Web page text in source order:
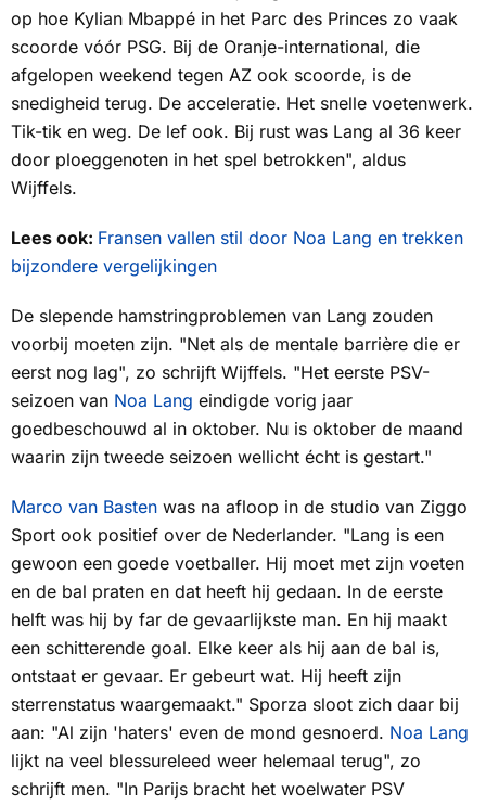
op hoe Kylian Mbappé in het Parc des Princes zo vaak
scoorde vóór PSG. Bij de Oranje-international, die
afgelopen weekend tegen AZ ook scoorde, is de
snedigheid terug. De acceleratie. Het snelle voetenwerk.
Tik-tik en weg. De lef ook. Bij rust was Lang al 36 keer
door ploeggenoten in het spel betrokken", aldus
Wijffels.
Lees ook: Fransen vallen stil door Noa Lang en trekken
bijzondere vergelijkingen
De slepende hamstringproblemen van Lang zouden
voorbij moeten zijn. "Net als de mentale barrière die er
eerst nog lag", zo schrijft Wijffels. "Het eerste PSV-
seizoen van Noa Lang eindigde vorig jaar
goedbeschouwd al in oktober. Nu is oktober de maand
waarin zijn tweede seizoen wellicht écht is gestart."
Marco van Basten was na afloop in de studio van Ziggo
Sport ook positief over de Nederlander. "Lang is een
gewoon een goede voetballer. Hij moet met zijn voeten
en de bal praten en dat heeft hij gedaan. In de eerste
helft was hij by far de gevaarlijkste man. En hij maakt
een schitterende goal. Elke keer als hij aan de bal is,
ontstaat er gevaar. Er gebeurt wat. Hij heeft zijn
sterrenstatus waargemaakt." Sporza sloot zich daar bij
aan: "Al zijn 'haters' even de mond gesnoerd. Noa Lang
lijkt na veel blessureleed weer helemaal terug", zo
schrijft men. "In Parijs bracht het woelwater PSV